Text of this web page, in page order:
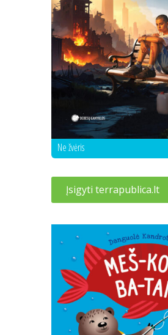
Ne žvėris
Įsigyti terrapublica.lt